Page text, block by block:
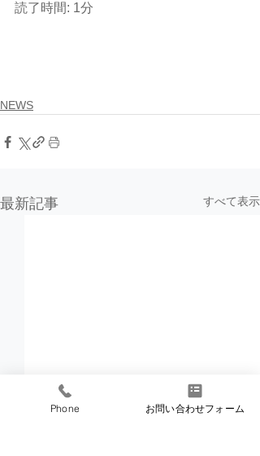
読了時間: 1分
NEWS
最新記事 すべて表示
Phone お問い合わせフォーム